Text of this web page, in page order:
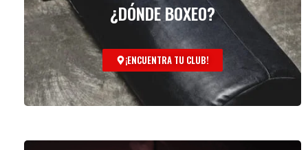
¿DÓNDE BOXEO?
¡ENCUENTRA TU CLUB!